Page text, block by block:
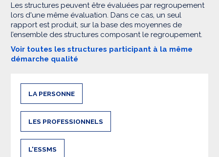
Les structures peuvent être évaluées par regroupement
lors d'une même évaluation. Dans ce cas, un seul
rapport est produit, sur la base des moyennes de
l’ensemble des structures composant le regroupement.
Voir toutes les structures participant à la même
démarche qualité
LA PERSONNE
LES PROFESSIONNELS
L'ESSMS